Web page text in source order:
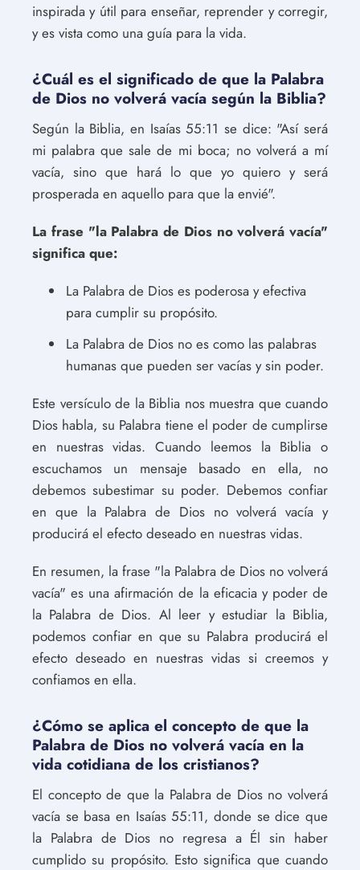
inspirada y útil para enseñar, reprender y corregir,
y es vista como una guía para la vida.
¿Cuál es el significado de que la Palabra
de Dios no volverá vacía según la Biblia?
Según la Biblia, en Isaías 55:11 se dice: "Así será
mi palabra que sale de mi boca; no volverá a mí
vacía, sino que hará lo que yo quiero y será
prosperada en aquello para que la envié".
La frase "la Palabra de Dios no volverá vacía"
significa que:
La Palabra de Dios es poderosa y efectiva
para cumplir su propósito.
La Palabra de Dios no es como las palabras
humanas que pueden ser vacías y sin poder.
Este versículo de la Biblia nos muestra que cuando
Dios habla, su Palabra tiene el poder de cumplirse
en nuestras vidas. Cuando leemos la Biblia o
escuchamos un mensaje basado en ella, no
debemos subestimar su poder. Debemos confiar
en que la Palabra de Dios no volverá vacía y
producirá el efecto deseado en nuestras vidas.
En resumen, la frase "la Palabra de Dios no volverá
vacía" es una afirmación de la eficacia y poder de
la Palabra de Dios. Al leer y estudiar la Biblia,
podemos confiar en que su Palabra producirá el
efecto deseado en nuestras vidas si creemos y
confiamos en ella.
¿Cómo se aplica el concepto de que la
Palabra de Dios no volverá vacía en la
vida cotidiana de los cristianos?
El concepto de que la Palabra de Dios no volverá
vacía se basa en Isaías 55:11, donde se dice que
la Palabra de Dios no regresa a Él sin haber
cumplido su propósito. Esto significa que cuando